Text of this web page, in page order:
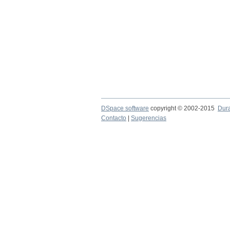
DSpace software copyright © 2002-2015
Contacto
Sugerencias